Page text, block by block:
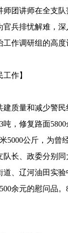
师团讲师在全支
官兵排忧解难，
工作调研组的高度
工作】
质量和减少警民
吨，修复路面
5000公斤，为
队长、政委分别
道、辽河油田实
余元的慰问品